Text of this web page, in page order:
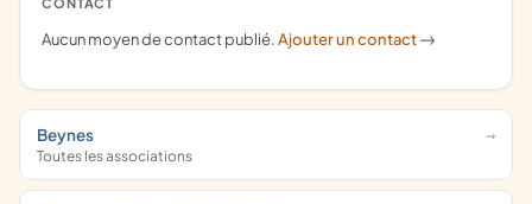
Aucun moyen de contact publié.Ajouter un contact ->
Beynes
Toutes les associations